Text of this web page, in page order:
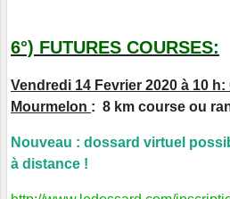
6°) FUTURES COURSES:
Vendredi 14 Fevrier 2020 à 10
Mourmelon : 8 km course ou
Nouveau : dossard virtuel
à distance !